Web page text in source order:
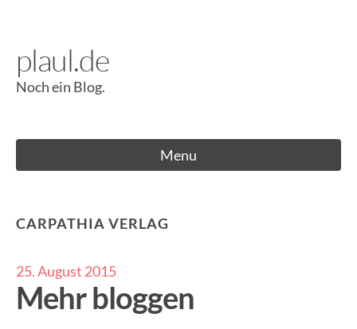
content
plaul.de
Noch ein Blog.
Menu
CARPATHIA VERLAG
25. August 2015
Mehr bloggen